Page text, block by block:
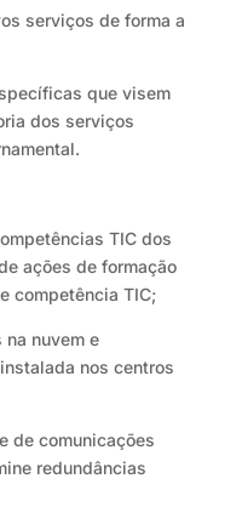
serviços de forma a
que visem
dos serviços
TIC dos
ações de formação
competência TIC;
nuvem e
nos centros
de comunicações
redundâncias